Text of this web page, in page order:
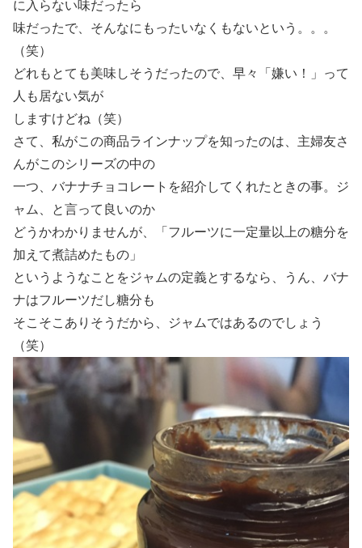
に入らない味だったら
味だったで、そんなにもったいなくもないという。。。
（笑）
どれもとても美味しそうだったので、早々「嫌い！」って
人も居ない気が
しますけどね（笑）
さて、私がこの商品ラインナップを知ったのは、主婦友さ
んがこのシリーズの中の
一つ、バナナチョコレートを紹介してくれたときの事。ジ
ャム、と言って良いのか
どうかわかりませんが、「フルーツに一定量以上の糖分を
加えて煮詰めたもの」
というようなことをジャムの定義とするなら、うん、バナ
ナはフルーツだし糖分も
そこそこありそうだから、ジャムではあるのでしょう
（笑）